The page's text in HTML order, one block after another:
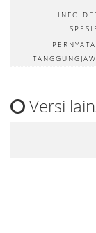
INFO
Versi